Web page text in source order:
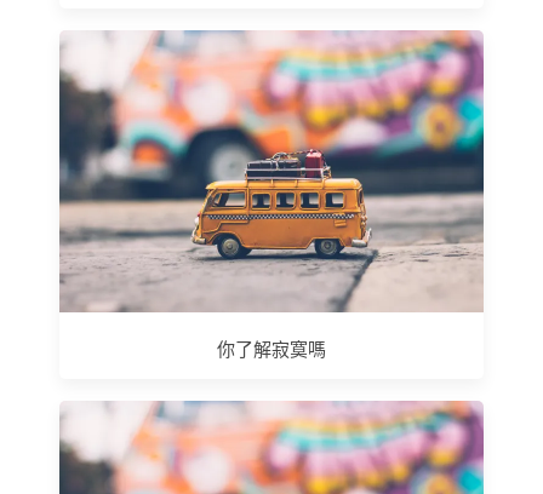
你了解寂寞嗎